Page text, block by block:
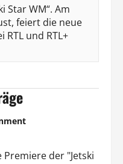
Star WM“. Am
feiert die neue
RTL und RTL+
der "Jetski